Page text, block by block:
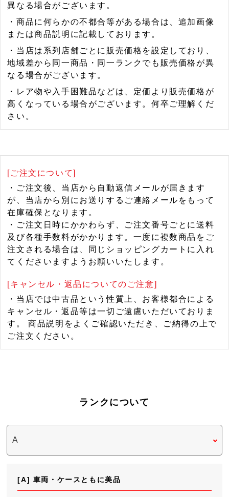
異なる場合がございます。
・商品に何らかの不都合等がある場合は、追加画像
または商品説明に記載しております。
・当店は系列店舗ごとに販売価格を設定しており、
地域差から同一商品・同一ランクでも販売価格が異
なる場合がございます。
・レア物や入手困難品などは、定価より販売価格が
高くなっている場合がございます。何卒ご理解くだ
さい。
[ご注文について]
・ご注文後、当店から自動返信メールが届きます
が、当店から別にお送りするご連絡メールをもって
在庫確保となります。
・ご注文日時にかかわらず、ご注文番号ごとに送料
及び各種手数料がかかります。一度に複数商品をご
注文される場合は、同じショッピングカートに入れ
てくださいますようお願いいたします。
[キャンセル・返品についてのご注意]
・当店では中古品という性質上、お客様都合による
キャンセル・返品等は一切ご遠慮いただいておりま
す。 商品説明をよくご確認いただき、ご納得の上で
ご注文ください。
ランクについて
[A] 車両・ケースともに美品